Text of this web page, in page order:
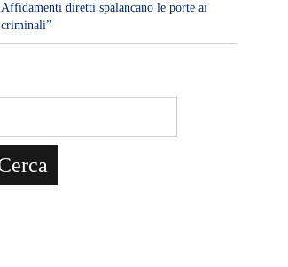
Affidamenti diretti spalancano le porte ai
criminali”